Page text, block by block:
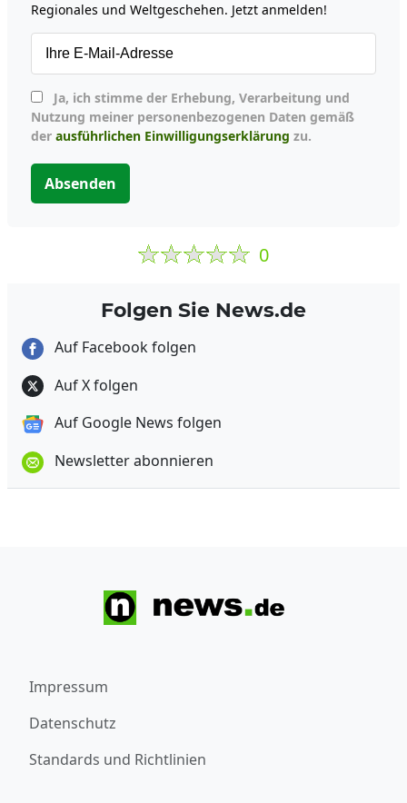
Regionales und Weltgeschehen. Jetzt anmelden!
Nutzung meiner personenbezogenen Daten gemäß
der ausführlichen Einwilligungserklärung zu.
Absenden
0
Folgen Sie News.de
Auf Facebook folgen
Auf X folgen
Auf Google News folgen
Newsletter abonnieren
Impressum
Datenschutz
Standards und Richtlinien